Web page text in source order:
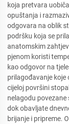
koja pretvara
opuštanja i
odgovara na oblik
podršku koja se
anatomskim
pjenom koristi
kao odgovor na
prilagođavanje
cijeloj površini
nelagodu
dok obavljate
brijanje i pripreme.